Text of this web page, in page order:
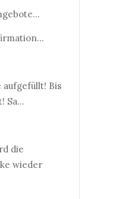
aufgefüllt! Bis
Sa...
die
wieder